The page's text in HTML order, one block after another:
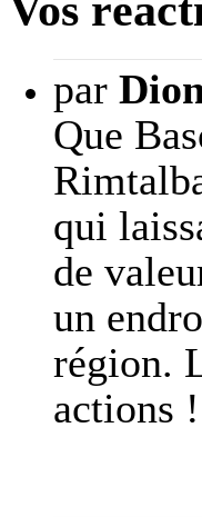
par
Que
qui
de
un
région.
actions !